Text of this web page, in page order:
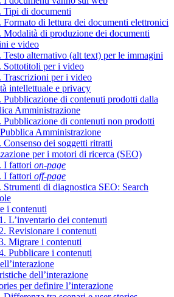
Tipi di documenti
Formato di lettura dei documenti elettronici
Modalità di produzione dei documenti
e video
Testo alternativo (alt text) per le immagini
Sottotitoli per i video
Trascrizioni per i video
intellettuale e privacy
Pubblicazione di contenuti prodotti dalla
Amministrazione
Pubblicazione di contenuti non prodotti
Amministrazione
Consenso dei soggetti ritratti
per i motori di ricerca (SEO)
I fattori on-page
I fattori off-page
Strumenti di diagnostica SEO: Search
i contenuti
L’inventario dei contenuti
Revisionare i contenuti
Migrare i contenuti
Pubblicare i contenuti
dell’interazione
per definire l’interazione